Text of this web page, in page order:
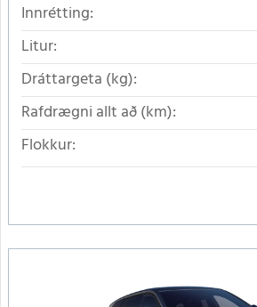
Innrétting:
Litur:
Dráttargeta (kg):
Rafdrægni allt að (km):
Flokkur: